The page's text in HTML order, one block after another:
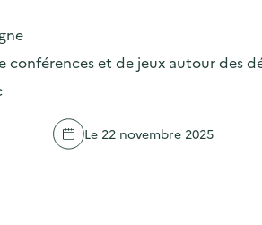
conférences et de jeux autour des
Le 22 novembre 2025